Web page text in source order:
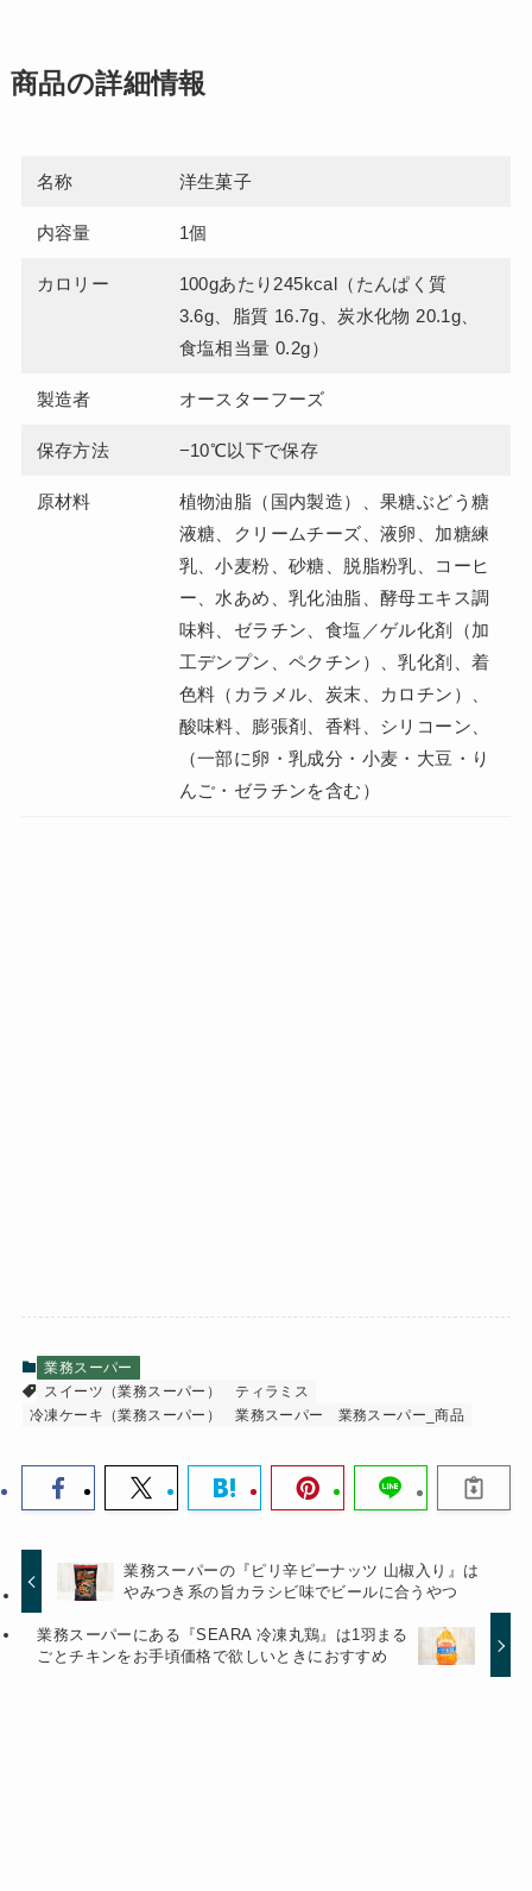
商品の詳細情報
名称 洋生菓子
内容量 1個
カロリー
100gあたり245kcal（たんぱく質
3.6g、脂質 16.7g、炭水化物 20.1g、
食塩相当量 0.2g）
製造者 オースターフーズ
保存方法 −10℃以下で保存
原材料
植物油脂（国内製造）、果糖ぶどう糖
液糖、クリームチーズ、液卵、加糖練
乳、小麦粉、砂糖、脱脂粉乳、コーヒ
ー、水あめ、乳化油脂、酵母エキス調
味料、ゼラチン、食塩／ゲル化剤（加
工デンプン、ペクチン）、乳化剤、着
色料（カラメル、炭末、カロチン）、
酸味料、膨張剤、香料、シリコーン、
（一部に卵・乳成分・小麦・大豆・り
んご・ゼラチンを含む）
業務スーパー
スイーツ（業務スーパー）
ティラミス
冷凍ケーキ（業務スーパー）
業務スーパー 業務スーパー_商品
業務スーパーの『ピリ辛ピーナッツ 山椒入り』は
やみつき系の旨カラシビ味でビールに合うやつ
業務スーパーにある『SEARA 冷凍丸鶏』は1羽まる
ごとチキンをお手頃価格で欲しいときにおすすめ